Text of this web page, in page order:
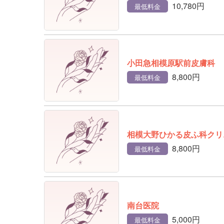
最低料金 10,780円
小田急相模原駅前皮膚科
最低料金 8,800円
相模大野ひかる皮ふ科ク
最低料金 8,800円
南台医院
最低料金 5,000円